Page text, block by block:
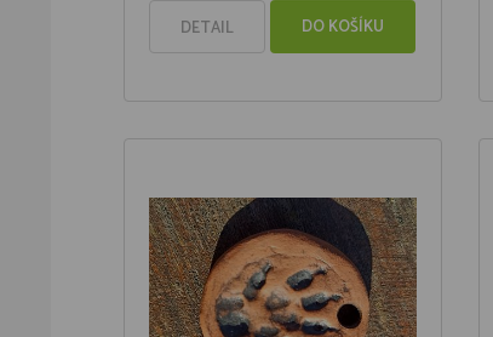
DETAIL DO KOŠÍKU